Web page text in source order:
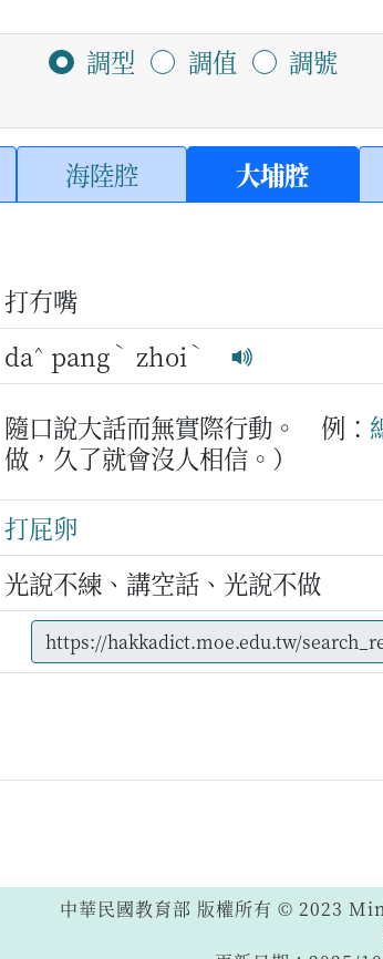
調型 調值 調號
海陸腔 大埔腔
打冇嘴
da^ pang ˋ zhoi ˋ
隨口說大話而無實際行動。 例：
做，久了就會沒人相信。）
打屁卵
光說不練、講空話、光說不做
中華民國教育部 版權所有 © 2023